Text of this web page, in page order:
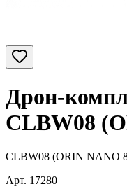
Дрон-
CLBW08
CLBW08 (ORIN NANO
Арт. 17280